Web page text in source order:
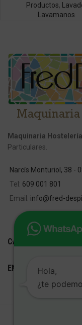
Productos,
Lavamanos
Maquinaria
Particulares.
Narcís Monturiol, 38 -
Tel: 609 001 801
Email: info@fred-
CATEGORIAS
ENLACES ÚTILES
Hola,
¿te